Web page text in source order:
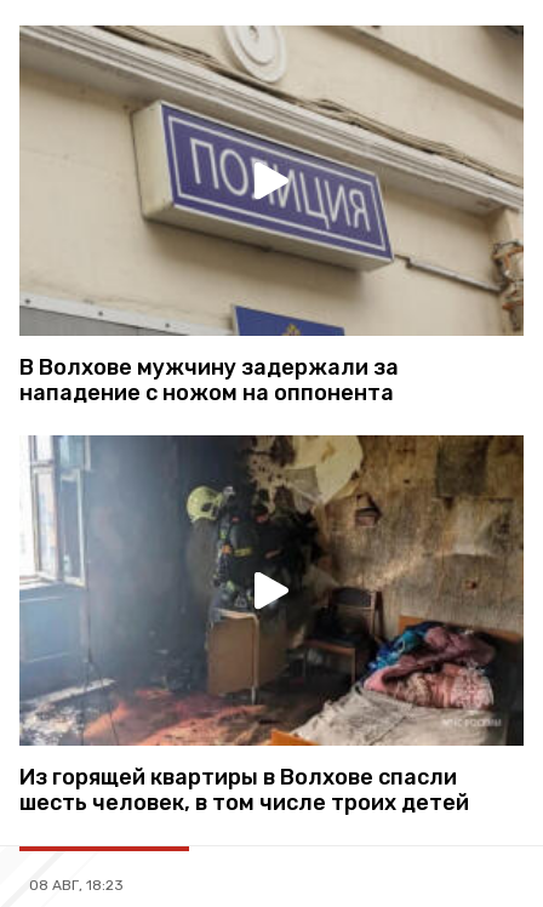
В Волхове мужчину задержали за
нападение с ножом на оппонента
Из горящей квартиры в Волхове спасли
шесть человек, в том числе троих детей
08 АВГ, 18:23